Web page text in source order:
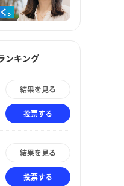
ンキング
結果を見る
投票する
結果を見る
投票する